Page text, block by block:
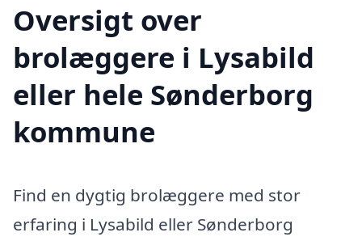
Oversigt over
brolæggere i Lysabild
eller hele Sønderborg
kommune
Find en dygtig brolæggere med stor
erfaring i Lysabild eller Sønderborg